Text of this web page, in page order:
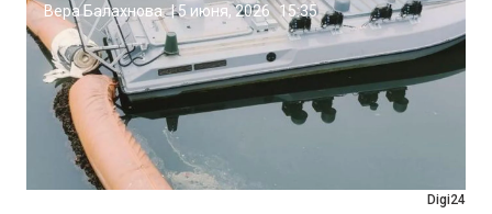
Digi24
Вера Балахнова |5 июня, 2026 15:35